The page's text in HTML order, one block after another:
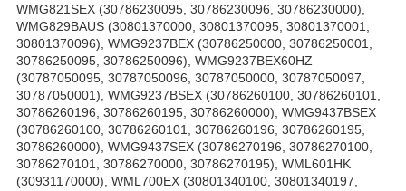
WMG821SEX (30786230095, 30786230096, 30786230000),
WMG829BAUS (30801370000, 30801370095, 30801370001,
30801370096), WMG9237BEX (30786250000, 30786250001,
30786250095, 30786250096), WMG9237BEX60HZ
(30787050095, 30787050096, 30787050000, 30787050097,
30787050001), WMG9237BSEX (30786260100, 30786260101,
30786260196, 30786260195, 30786260000), WMG9437BSEX
(30786260100, 30786260101, 30786260196, 30786260195,
30786260000), WMG9437SEX (30786270196, 30786270100,
30786270101, 30786270000, 30786270195), WML601HK
(30931170000), WML700EX (30801340100, 30801340197,